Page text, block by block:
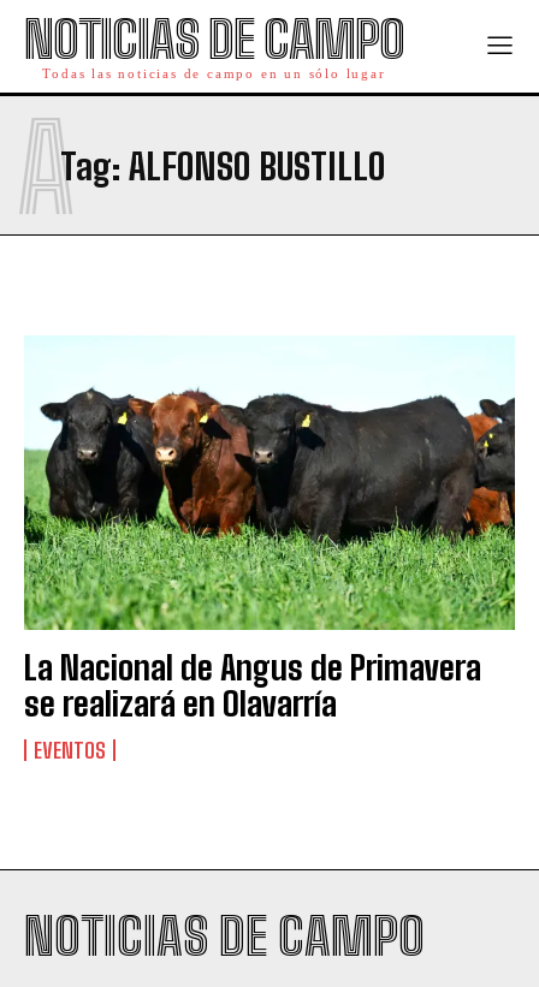
Suscribite al Newsletter
NOTICIAS DE CAMPO
Todas las noticias de campo en un sólo lugar
Tag: ALFONSO BUSTILLO
A
La Nacional de Angus de Primavera
se realizará en Olavarría
EVENTOS
NOTICIAS DE CAMPO